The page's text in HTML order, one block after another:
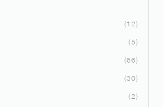
12
5
66
30
2